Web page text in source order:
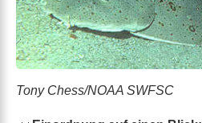
Tony Chess/NOAA SWFSC